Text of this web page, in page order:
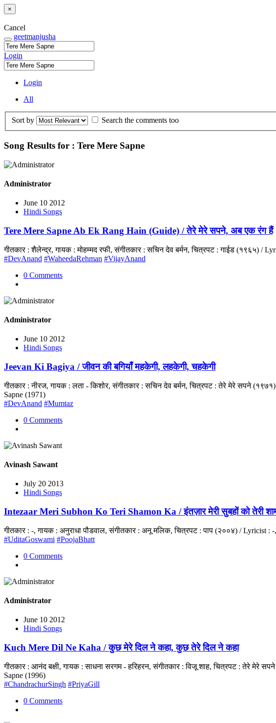
×
Cancel
geetmanjusha
Login
Login
All
Sort by Search the comments too
Song Results for : Tere Mere Sapne
Administrator
June 10 2012
Hindi Songs
Tere Mere Sapne Ab Ek Rang Hain (Guide) / तेरे मेरे सपने, अब एक रंग हैं
गीतकार : शैलेन्द्र, गायक : मोहम्मद रफी, संगीतकार : सचिन देव बर्मन, चित्रपट : गाईड (१९६५)
#DevAnand #WaheedaRehman #VijayAnand
0 Comments
Administrator
June 10 2012
Hindi Songs
Jeevan Ki Bagiya / जीवन की बगियाँ महकेगी, लहकेगी, चहकेगी
गीतकार : नीरज, गायक : लता - किशोर, संगीतकार : सचिन देव बर्मन, चित्रपट : तेरे मेरे सपने
Sapne (1971)
#DevAnand #Mumtaz
0 Comments
Avinash Sawant
July 20 2013
Hindi Songs
Intezaar Meri Subhon Ko Teri Shamon Ka / इंतज़ार मेरी सुबहों को तेरी
गीतकार : -, गायक : अनुराधा पौडवाल, संगीतकार : अनू मलिक, चित्रपट : पाप (२००४) /
#UditaGoswami #PoojaBhatt
0 Comments
Administrator
June 10 2012
Hindi Songs
Kuch Mere Dil Ne Kaha / कुछ मेरे दिल ने कहा, कुछ तेरे दिल ने कहा
गीतकार : आनंद बक्षी, गायक : साधना सरगम - हरिहरन, संगीतकार : विजू शाह, चित्रपट : तेरे मेरे
Sapne (1996)
#ChandrachurSingh #PriyaGill
0 Comments